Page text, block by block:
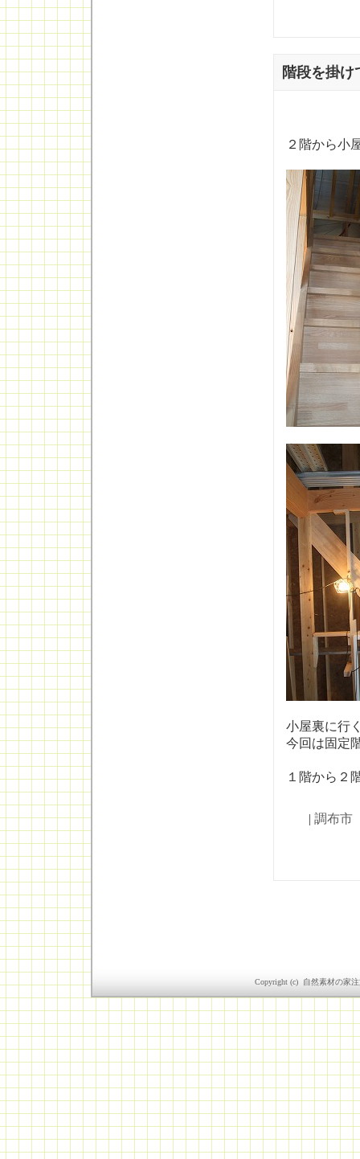
階段を掛け
２階から小
小屋裏に行
今回は固定
１階から２
| 調布市
Copyright (c) 自然素材の家